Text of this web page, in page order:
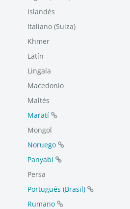
Islandés
Italiano (Suiza)
Khmer
Latín
Lingala
Macedonio
Maltés
Maratí
Mongol
Noruego
Panyabí
Persa
Portugués (Brasil)
Rumano